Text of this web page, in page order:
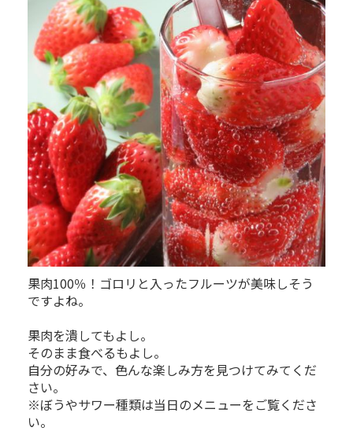
果肉100％！ゴロリと入ったフルーツが美味しそう
ですよね。
果肉を潰してもよし。
そのまま食べるもよし。
自分の好みで、色んな楽しみ方を見つけてみてくだ
さい。
※ぼうやサワー種類は当日のメニューをご覧くださ
い。